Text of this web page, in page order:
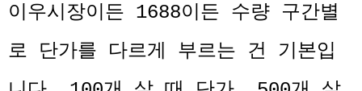
이우시장이든 1688이든 수량 구간별
로 단가를 다르게 부르는 건 기본입